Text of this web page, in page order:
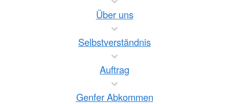
Über uns
Selbstverständnis
Auftrag
Genfer Abkommen